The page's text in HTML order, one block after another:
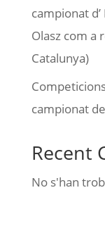
campionat
Olasz com a
Catalunya)
campionat
Recent
No s'han